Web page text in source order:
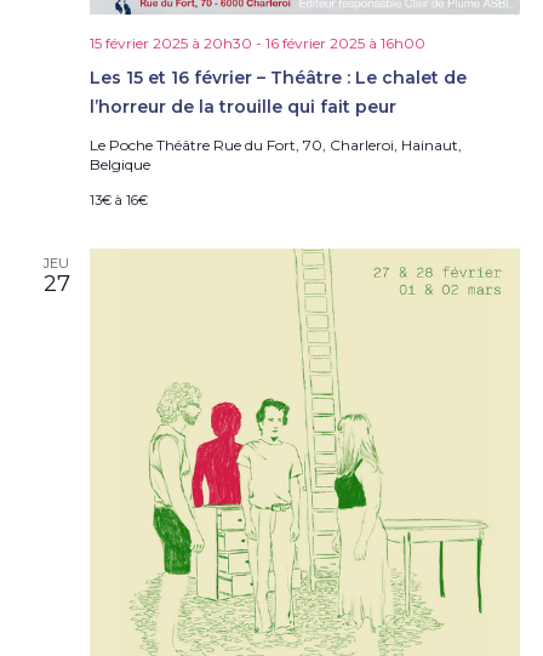
Les 15 et 16 février – Théâtre : Le chalet de
l’horreur de la trouille qui fait peur
15 février 2025 à 20h30 - 16 février 2025 à 16h00
Le Poche Théâtre Rue du Fort, 70, Charleroi, Hainaut,
Belgique
13€ à 16€
JEU
27